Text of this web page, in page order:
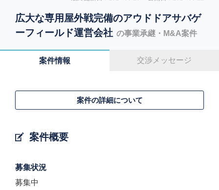
広大な専用屋外戦完備のアウドドアサバゲ
ーフィールド運営会社 の事業承継・M&A案件
案件情報 交渉メッセージ
案件概要
案件の詳細について
募集状況
募集中